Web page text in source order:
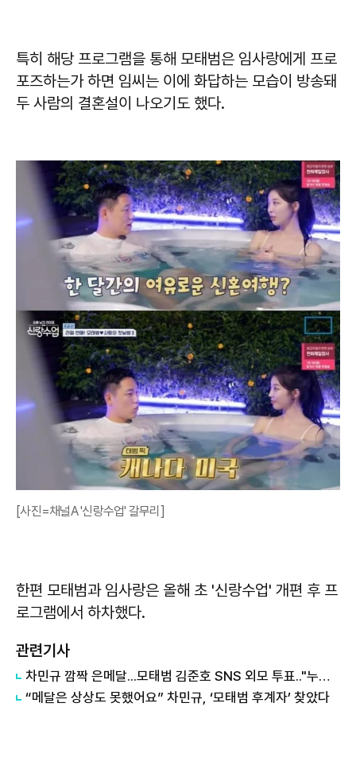
특히 해당 프로그램을 통해 모태범은 임사랑에게 프로
포즈하는가 하면 임씨는 이에 화답하는 모습이 방송돼
두 사람의 결혼설이 나오기도 했다.
[사진=채널A '신랑수업' 갈무리]
한편 모태범과 임사랑은 올해 초 '신랑수업' 개편 후 프
로그램에서 하차했다.
관련기사
차민규 깜짝 은메달...모태범 김준호 SNS 외모 투표.."누가 더 잘 생겼나요?"
“메달은 상상도 못했어요” 차민규, ‘모태범 후계자’ 찾았다